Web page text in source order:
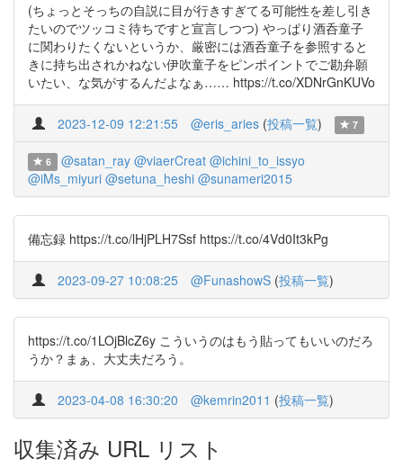
(ちょっとそっちの自説に目が行きすぎてる可能性を差し引き
たいのでツッコミ待ちですと宣言しつつ) やっぱり酒呑童子
に関わりたくないというか、厳密には酒呑童子を参照すると
きに持ち出されかねない伊吹童子をピンポイントでご勘弁願
いたい、な気がするんだよなぁ…… https://t.co/XDNrGnKUVo
2023-12-09 12:21:55 @eris_aries (投稿一覧) 7
6 @satan_ray @viaerCreat @ichini_to_issyo
@iMs_miyuri @setuna_heshi @sunameri2015
備忘録 https://t.co/lHjPLH7Ssf https://t.co/4Vd0It3kPg
2023-09-27 10:08:25 @FunashowS (投稿一覧)
https://t.co/1LOjBlcZ6y こういうのはもう貼ってもいいのだろ
うか？まぁ、大丈夫だろう。
2023-04-08 16:30:20 @kemrin2011 (投稿一覧)
収集済み URL リスト